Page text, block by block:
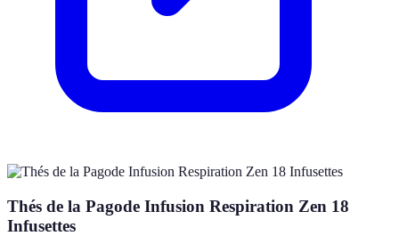
Thés de la Pagode Infusion Respiration Zen 18
Infusettes